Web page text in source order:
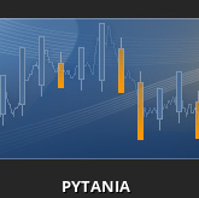
PYTANIA